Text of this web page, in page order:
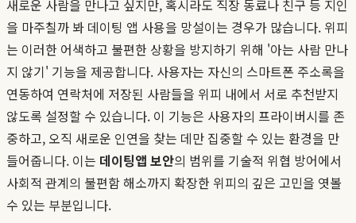
새로운 사람을 만나고 싶지만, 혹시라도 직장 동료나 친구 등 지인
을 마주칠까 봐 데이팅 앱 사용을 망설이는 경우가 많습니다. 위피
는 이러한 어색하고 불편한 상황을 방지하기 위해 '아는 사람 만나
지 않기' 기능을 제공합니다. 사용자는 자신의 스마트폰 주소록을
연동하여 연락처에 저장된 사람들을 위피 내에서 서로 추천받지
않도록 설정할 수 있습니다. 이 기능은 사용자의 프라이버시를 존
중하고, 오직 새로운 인연을 찾는 데만 집중할 수 있는 환경을 만
들어줍니다. 이는 데이팅앱 보안의 범위를 기술적 위협 방어에서
사회적 관계의 불편함 해소까지 확장한 위피의 깊은 고민을 엿볼
수 있는 부분입니다.